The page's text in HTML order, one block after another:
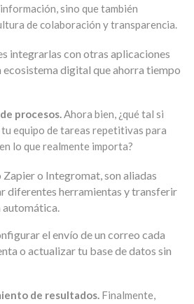
sino que también
de colaboración y transparencia.
integrarlas con otras aplicaciones
ecosistema digital que ahorra tiempo
procesos.Ahora bien, ¿qué tal si
equipo de tareas repetitivas para
lo que realmente importa?
o Integromat, son aliadas
diferentes herramientas y transferir
automática.
el envío de un correo cada
o actualizar tu base de datos sin
de resultados. Finalmente,